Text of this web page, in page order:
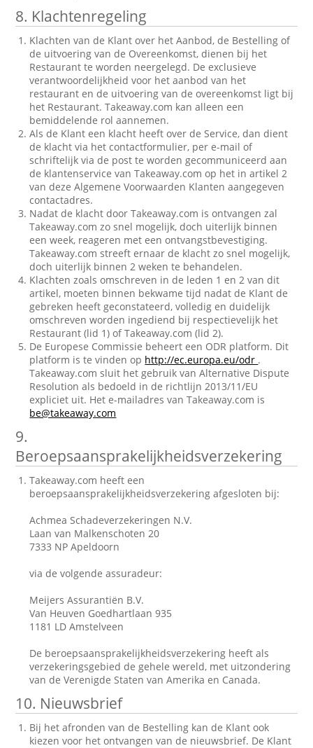
8. Klachtenregeling
Klachten van de Klant over het Aanbod, de Bestelling of
de uitvoering van de Overeenkomst, dienen bij het
Restaurant te worden neergelegd. De exclusieve
verantwoordelijkheid voor het aanbod van het
restaurant en de uitvoering van de overeenkomst ligt bij
het Restaurant. Takeaway.com kan alleen een
bemiddelende rol aannemen.
Als de Klant een klacht heeft over de Service, dan dient
de klacht via het contactformulier, per e-mail of
schriftelijk via de post te worden gecommuniceerd aan
de klantenservice van Takeaway.com op het in artikel 2
van deze Algemene Voorwaarden Klanten aangegeven
contactadres.
Nadat de klacht door Takeaway.com is ontvangen zal
Takeaway.com zo snel mogelijk, doch uiterlijk binnen
een week, reageren met een ontvangstbevestiging.
Takeaway.com streeft ernaar de klacht zo snel mogelijk,
doch uiterlijk binnen 2 weken te behandelen.
Klachten zoals omschreven in de leden 1 en 2 van dit
artikel, moeten binnen bekwame tijd nadat de Klant de
gebreken heeft geconstateerd, volledig en duidelijk
omschreven worden ingediend bij respectievelijk het
Restaurant (lid 1) of Takeaway.com (lid 2).
De Europese Commissie beheert een ODR platform. Dit
platform is te vinden op http://ec.europa.eu/odr .
Takeaway.com sluit het gebruik van Alternative Dispute
Resolution als bedoeld in de richtlijn 2013/11/EU
expliciet uit. Het e-mailadres van Takeaway.com is
be@takeaway.com
9.
Beroepsaansprakelijkheidsverzekering
Takeaway.com heeft een
beroepsaansprakelijkheidsverzekering afgesloten bij:
Achmea Schadeverzekeringen N.V.
Laan van Malkenschoten 20
7333 NP Apeldoorn
via de volgende assuradeur:
Meijers Assurantiën B.V.
Van Heuven Goedhartlaan 935
1181 LD Amstelveen
De beroepsaansprakelijkheidsverzekering heeft als
verzekeringsgebied de gehele wereld, met uitzondering
van de Verenigde Staten van Amerika en Canada.
10. Nieuwsbrief
Bij het afronden van de Bestelling kan de Klant ook
kiezen voor het ontvangen van de nieuwsbrief. De Klant